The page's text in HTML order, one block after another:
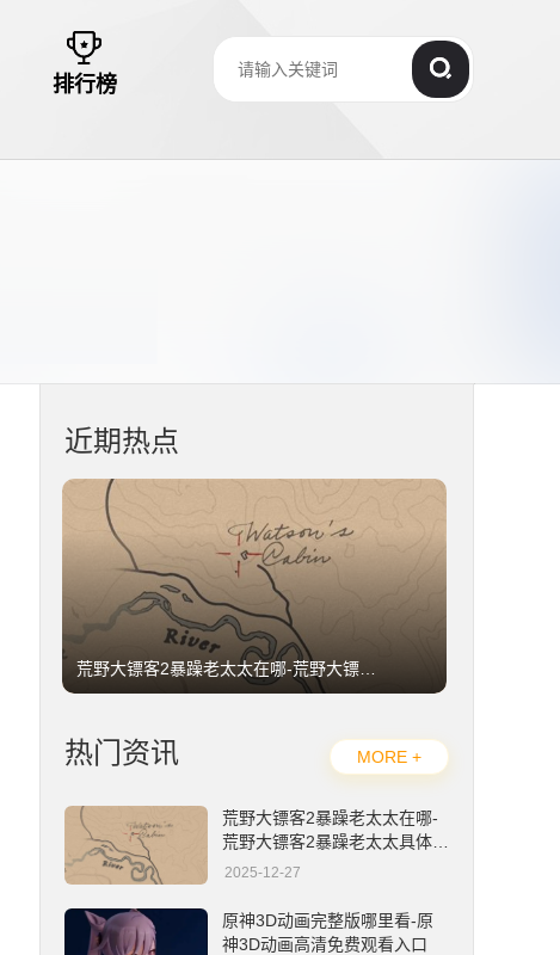
排行榜
近期热点
热门资讯 MORE +
荒野大镖客2暴躁老太太在哪-
荒野大镖客2暴躁老太太具体位
置详解
2025-12-27
原神3D动画完整版哪里看-原
神3D动画高清免费观看入口